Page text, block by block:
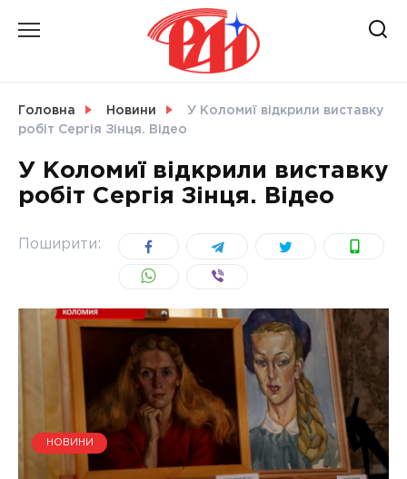
УКРАЇНА
Головна Новини
У Коломиї відкрили виставку
робіт Сергія Зінця. Відео
У Коломиї відкрили виставку
робіт Сергія Зінця. Відео
Поширити:
НОВИНИ